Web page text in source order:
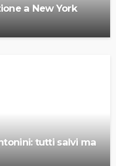
a New York
tutti salvi ma